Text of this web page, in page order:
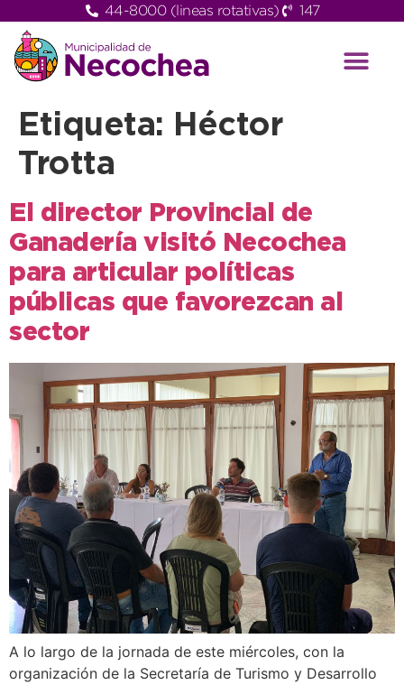
44-8000 (lineas rotativas) 147
Etiqueta:
Héctor
Trotta
El director Provincial de
Ganadería visitó Necochea
para articular políticas
públicas que favorezcan al
sector
A lo largo de la jornada de este miércoles, con la
organización de la Secretaría de Turismo y Desarrollo